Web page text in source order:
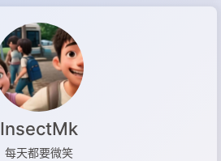
InsectMk
每天都要微笑